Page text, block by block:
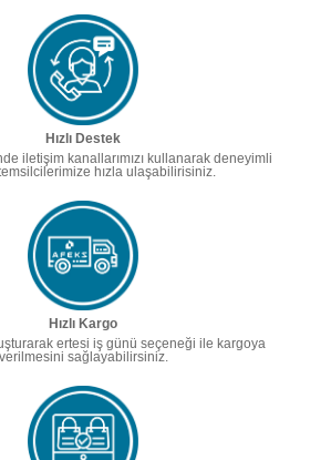
Hızlı Destek
iletişim kanallarımızı kullanarak deneyimli
hızla ulaşabilirisiniz.
Hızlı Kargo
ertesi iş günü seçeneği ile kargoya
verilmesini sağlayabilirsiniz.